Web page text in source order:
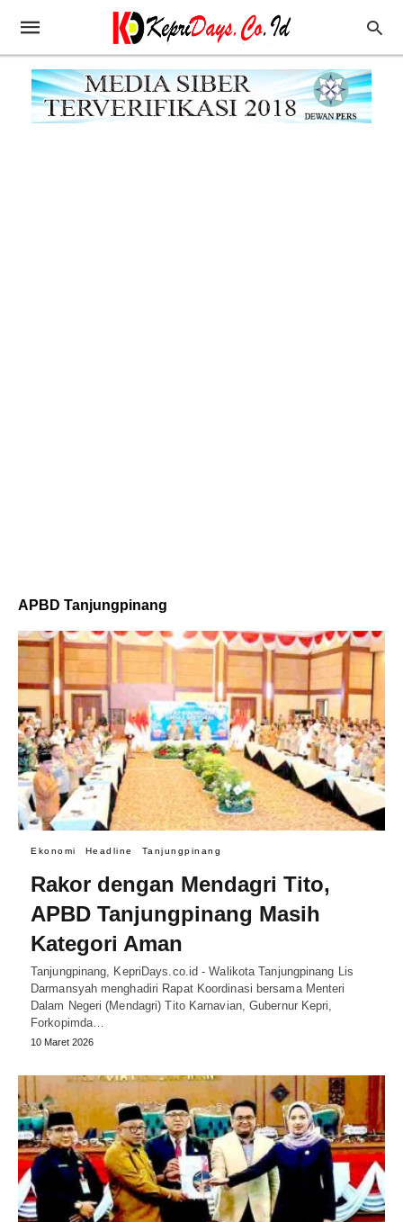
APBD Tanjungpinang
Ekonomi Headline Tanjungpinang
Rakor dengan Mendagri Tito,
APBD Tanjungpinang Masih
Kategori Aman
Tanjungpinang, KepriDays.co.id - Walikota Tanjungpinang Lis
Darmansyah menghadiri Rapat Koordinasi bersama Menteri
Dalam Negeri (Mendagri) Tito Karnavian, Gubernur Kepri,
Forkopimda…
10 Maret 2026